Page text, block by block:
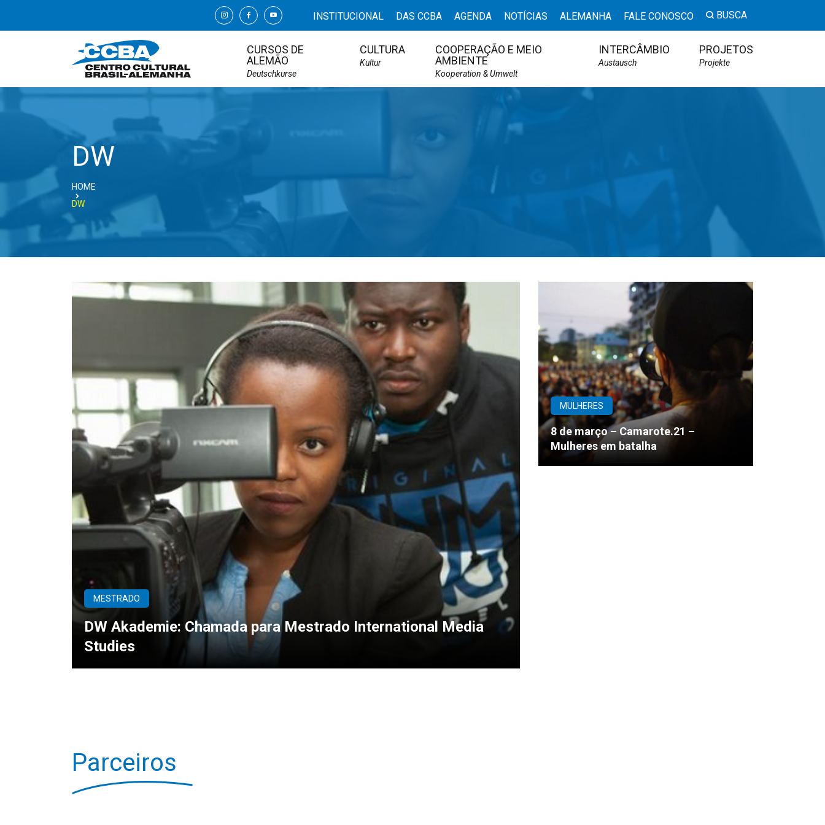
INSTITUCIONAL DAS CCBA AGENDA NOTÍCIAS ALEMANHA FALE CONOSCO BUSCA
CURSOS DE
ALEMÃO
Deutschkurse
CULTURA
Kultur
COOPERAÇÃO E MEIO
AMBIENTE
Kooperation & Umwelt
INTERCÂMBIO
Austausch
PROJETOS
Projekte
DW
HOME
DW
MESTRADO
DW Akademie: Chamada para Mestrado International Media
Studies
MULHERES
8 de março – Camarote.21 –
Mulheres em batalha
Parceiros